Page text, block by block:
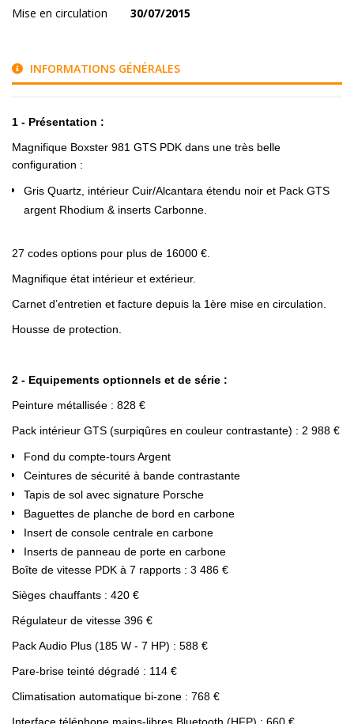
Mise en circulation 30/07/2015
INFORMATIONS GÉNÉRALES
1 - Présentation :
Magnifique Boxster 981 GTS PDK dans une très belle
configuration :
Gris Quartz, intérieur Cuir/Alcantara étendu noir et Pack GTS
argent Rhodium & inserts Carbonne.
27 codes options pour plus de 16000 €.
Magnifique état intérieur et extérieur.
Carnet d’entretien et facture depuis la 1ère mise en circulation.
Housse de protection.
2 - Equipements optionnels et de série :
Peinture métallisée : 828 €
Pack intérieur GTS (surpiqûres en couleur contrastante) : 2 988 €
Fond du compte-tours Argent
Ceintures de sécurité à bande contrastante
Tapis de sol avec signature Porsche
Baguettes de planche de bord en carbone
Insert de console centrale en carbone
Inserts de panneau de porte en carbone
Boîte de vitesse PDK à 7 rapports : 3 486 €
Sièges chauffants : 420 €
Régulateur de vitesse 396 €
Pack Audio Plus (185 W - 7 HP) : 588 €
Pare-brise teinté dégradé : 114 €
Climatisation automatique bi-zone : 768 €